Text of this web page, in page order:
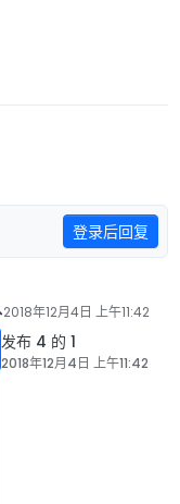
登录后回复
2018年12月4日 上午11:42
发布 4 的 1
2018年12月4日 上午11:42